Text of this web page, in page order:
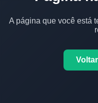
A página que você está